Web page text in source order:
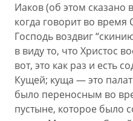
Иаков (об этом сказано
когда говорит во
Господь воздвиг
в виду то, что Христос
вот, это как раз и есть
Кущей; куща — это
было переносным во
пустыне, которое было